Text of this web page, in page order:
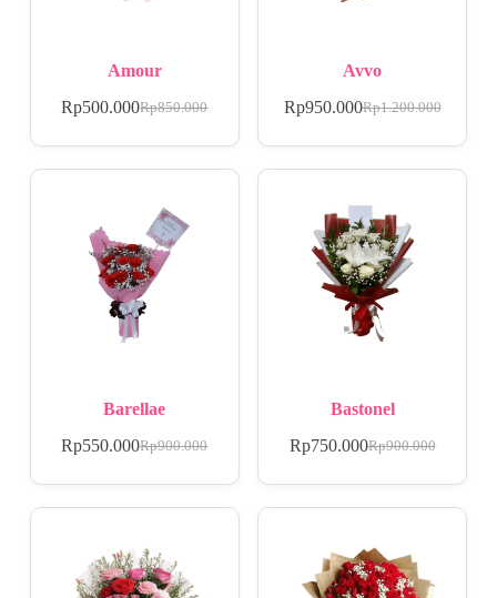
Amour
Rp850.000
Rp500.000
Avvo
Rp1.200.000
Rp950.000
Barellae
Rp900.000
Rp550.000
Bastonel
Rp900.000
Rp750.000